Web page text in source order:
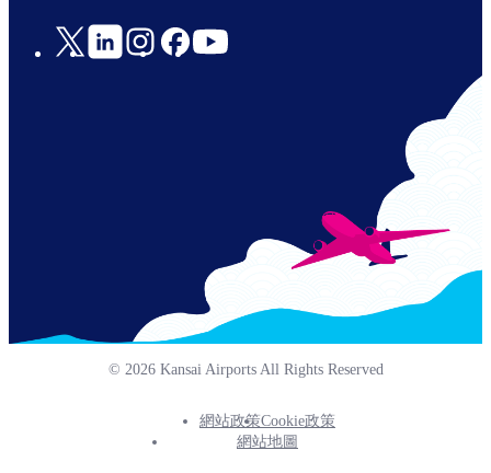
Social
© 2026 Kansai Airports All Rights Reserved
Footer
網站政策Cookie政策
網站地圖